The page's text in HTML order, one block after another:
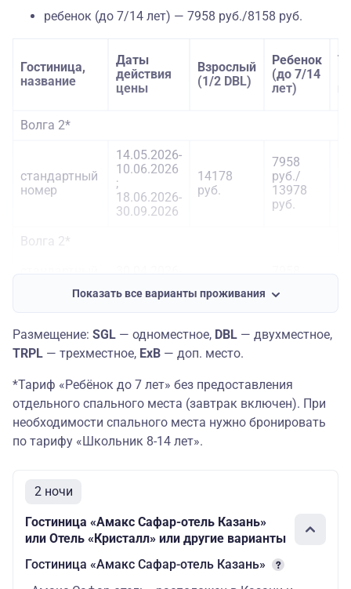
ребенок (до 7/14 лет) — 7958 руб./8158 руб.
Гостиница,
название
Даты
действия
цены
Взрослый
(1/2 DBL)
Ребенок
(до 7/14
лет)
Волга 2*
стандартный
номер
14.05.2026-
10.06.2026
;
18.06.2026-
30.09.2026
14178
руб.
7958
руб./
13978
руб.
Волга 2*
праздничный
11.06.2026-
руб.
15518
Татарстан 3* Эконом
стандартный
номер
10.06.2026
;
30.09.2026
14338
руб.
7958
руб./
14138
руб.
стандартный
праздничный
заезд
11.06.2026-
17.06.2026
руб.
Амакс Сафар Отель 3 Стандарт*
Показать все варианты проживания
Размещение: SGL — одноместное, DBL — двухместное,
TRPL — трехместное, ExB — доп. место.
*Тариф «Ребёнок до 7 лет» без предоставления
отдельного спального места (завтрак включен). При
необходимости спального места нужно бронировать
по тарифу «Школьник 8-14 лет».
2 ночи
Гостиница «Амакс Сафар-отель Казань»
или Отель «Кристалл» или другие варианты
Гостиница «Амакс Сафар-отель Казань»